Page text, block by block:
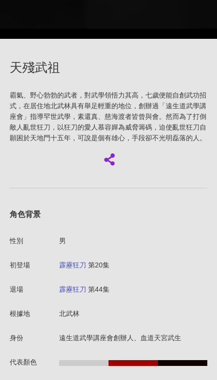
天殘武祖
霸氣、野心勃勃的武者，對武學領悟力其高，七歲便能自創武功招
式，在居住地北武林具有舉足輕重的地位，創辦過「遠生道武學講
座會」指導罕世武學，素還真、慈海渡者皆曾與會。然而為了打倒
敵人亂世狂刀，以狂刀的愛人慕容嬋為威脅籌碼，迫使亂世狂刀自
願困於天地門十五年，可說是個有雄心，手段卻不光明磊落的人。
角色背景
性別 男
初登場 霹靂狂刀 第20集
退場 霹靂狂刀 第44集
根據地 北武林
身份 遠生道武學講座會創辦人、血道天宮武生
代表顏色